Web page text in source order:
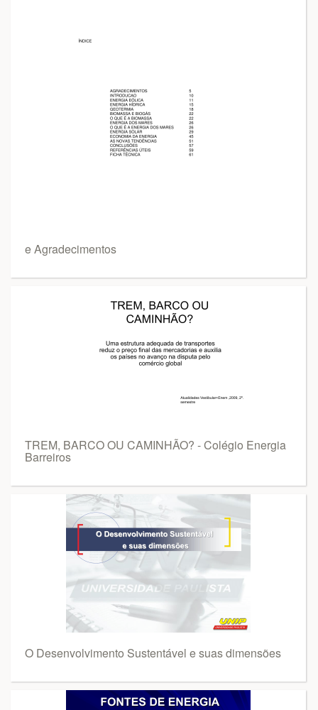
e Agradecimentos
TREM, BARCO OU CAMINHÃO? - Colégio Energia
Barreiros
O Desenvolvimento Sustentável e suas dimensões